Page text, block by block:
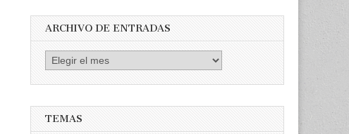
ARCHIVO DE ENTRADAS
Archivo
TEMAS